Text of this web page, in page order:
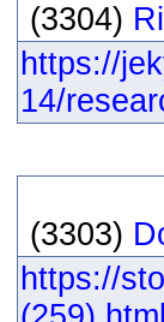
(3304)
https://
14/
(3303)
https://